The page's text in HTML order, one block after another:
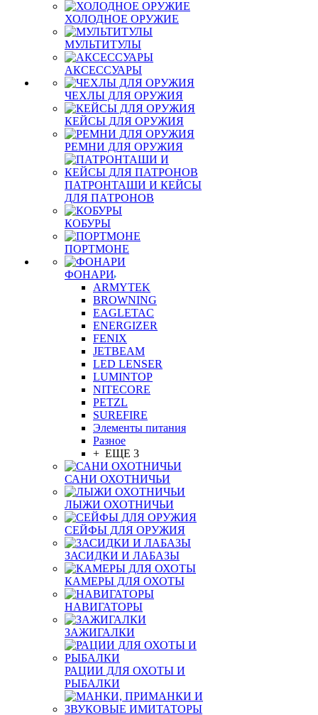
ХОЛОДНОЕ ОРУЖИЕ
МУЛЬТИТУЛЫ
АКСЕССУАРЫ
ЧЕХЛЫ ДЛЯ ОРУЖИЯ
КЕЙСЫ ДЛЯ ОРУЖИЯ
РЕМНИ ДЛЯ ОРУЖИЯ
ПАТРОНТАШИ И КЕЙСЫ
ДЛЯ ПАТРОНОВ
КОБУРЫ
ПОРТМОНЕ
ФОНАРИ
ARMYTEK
BROWNING
EAGLETAC
ENERGIZER
FENIX
JETBEAM
LED LENSER
LUMINTOP
NITECORE
PETZL
SUREFIRE
Элементы питания
Разное
+ ЕЩЕ 3
САНИ ОХОТНИЧЬИ
ЛЫЖИ ОХОТНИЧЬИ
СЕЙФЫ ДЛЯ ОРУЖИЯ
ЗАСИДКИ И ЛАБАЗЫ
КАМЕРЫ ДЛЯ ОХОТЫ
НАВИГАТОРЫ
ЗАЖИГАЛКИ
РАЦИИ ДЛЯ ОХОТЫ И
РЫБАЛКИ